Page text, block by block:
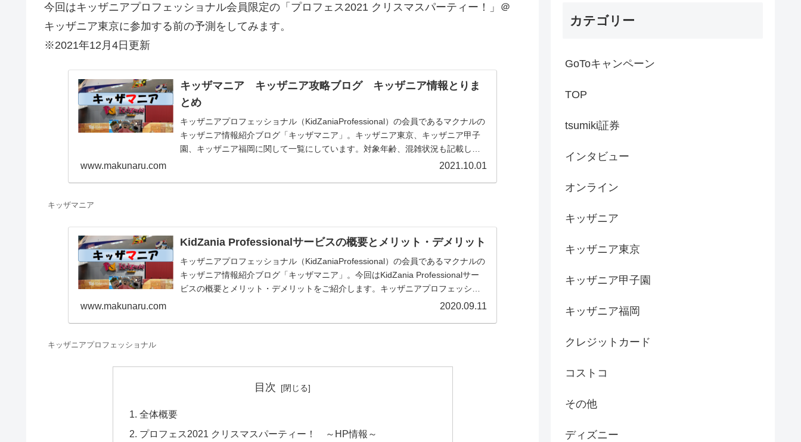
今回はキッザニアプロフェッショナル会員限定の「プロフェス2021 クリスマスパーティー！」＠
キッザニア東京に参加する前の予測をしてみます。
※2021年12月4日更新
キッザマニア キッザニア攻略ブログ キッザニア情報とりま
とめ
キッザニアプロフェッショナル（KidZaniaProfessional）の会員であるマクナルの
キッザニア情報紹介ブログ「キッザマニア」。キッザニア東京、キッザニア甲子
園、キッザニア福岡に関して一覧にしています。対象年齢、混雑状況も記載した
お仕事体験記、料金等に関係する予約方法、お得な情報等を記載しています。
www.makunaru.com 2021.10.01
キッザマニア
KidZania Professionalサービスの概要とメリット・デメリット
キッザニアプロフェッショナル（KidZaniaProfessional）の会員であるマクナルの
キッザニア情報紹介ブログ「キッザマニア」。今回はKidZania Professionalサー
ビスの概要とメリット・デメリットをご紹介します。キッザニアプロフェッショ
www.makunaru.com 2020.09.11
キッザニアプロフェッショナル
目次
全体概要
プロフェス2021 クリスマスパーティー！ ～HP情報～
カテゴリー
GoToキャンペーン
TOP
tsumiki証券
インタビュー
オンライン
キッザニア
キッザニア東京
キッザニア甲子園
キッザニア福岡
クレジットカード
コストコ
その他
ディズニー